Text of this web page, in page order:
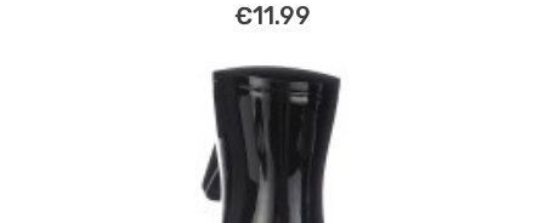
€11.99